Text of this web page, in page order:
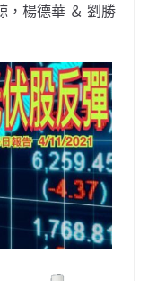
，楊德華 ＆ 劉勝